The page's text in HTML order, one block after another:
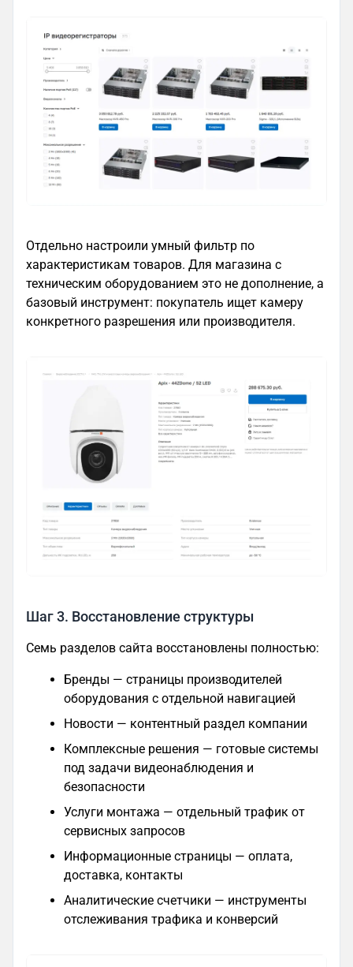
Отдельно настроили умный фильтр по
характеристикам товаров. Для магазина с
техническим оборудованием это не дополнение, а
базовый инструмент: покупатель ищет камеру
конкретного разрешения или производителя.
Шаг 3. Восстановление структуры
Семь разделов сайта восстановлены полностью:
Бренды — страницы производителей
оборудования с отдельной навигацией
Новости — контентный раздел компании
Комплексные решения — готовые системы
под задачи видеонаблюдения и
безопасности
Услуги монтажа — отдельный трафик от
сервисных запросов
Информационные страницы — оплата,
доставка, контакты
Аналитические счетчики — инструменты
отслеживания трафика и конверсий